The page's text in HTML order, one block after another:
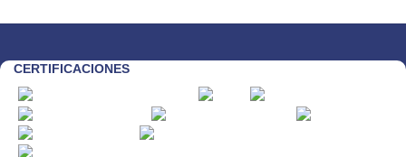
CERTIFICACIONES